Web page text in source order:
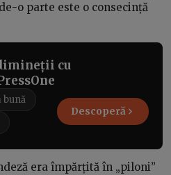
o parte este o consecință
cu
bună
Descoperă
era împărțită în „piloni”